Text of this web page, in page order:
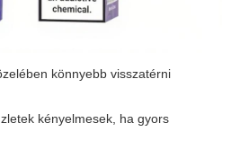
könnyebb visszatérni
kényelmesek, ha gyors